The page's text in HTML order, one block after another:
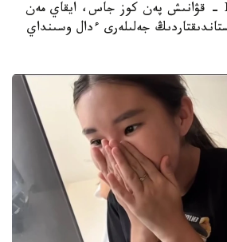
الماتى. KAZINFORM - قۋانىش پەن كوز جاس، ايقاي مەن
جەلىلەرى ءدال وسىنداي